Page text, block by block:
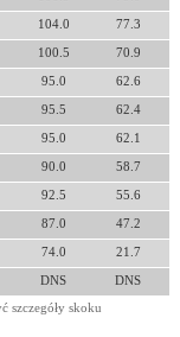
104.0 77.3
100.5 70.9
95.0 62.6
95.5 62.4
95.0 62.1
90.0 58.7
92.5 55.6
87.0 47.2
74.0 21.7
DNS DNS
szczegóły skoku